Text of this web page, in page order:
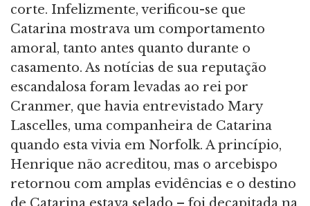
corte. Infelizmente, verificou-se que
Catarina mostrava um comportamento
amoral, tanto antes quanto durante o
casamento. As notícias de sua reputação
escandalosa foram levadas ao rei por
Cranmer, que havia entrevistado Mary
Lascelles, uma companheira de Catarina
quando esta vivia em Norfolk. A princípio,
Henrique não acreditou, mas o arcebispo
retornou com amplas evidências e o destino